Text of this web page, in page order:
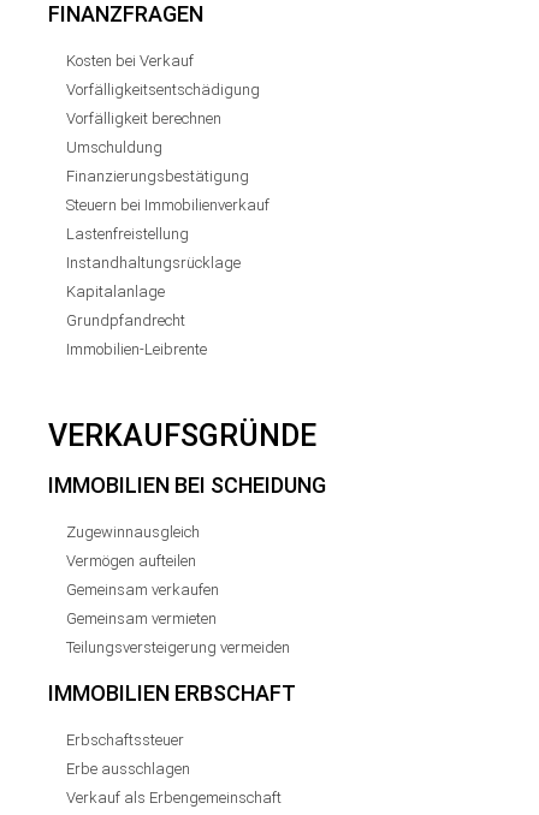
FINANZFRAGEN
Kosten bei Verkauf
Vorfälligkeitsentschädigung
Vorfälligkeit berechnen
Umschuldung
Finanzierungsbestätigung
Steuern bei Immobilienverkauf
Lastenfreistellung
Instandhaltungsrücklage
Kapitalanlage
Grundpfandrecht
Immobilien-Leibrente
VERKAUFSGRÜNDE
IMMOBILIEN BEI SCHEIDUNG
Zugewinnausgleich
Vermögen aufteilen
Gemeinsam verkaufen
Gemeinsam vermieten
Teilungsversteigerung vermeiden
IMMOBILIEN ERBSCHAFT
Erbschaftssteuer
Erbe ausschlagen
Verkauf als Erbengemeinschaft